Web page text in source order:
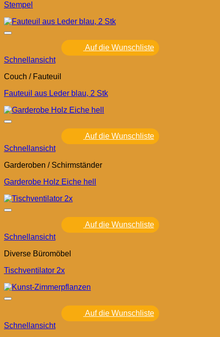
Stempel
Auf die Wunschliste
Schnellansicht
Couch / Fauteuil
Fauteuil aus Leder blau, 2 Stk
Auf die Wunschliste
Schnellansicht
Garderoben / Schirmständer
Garderobe Holz Eiche hell
Auf die Wunschliste
Schnellansicht
Diverse Büromöbel
Tischventilator 2x
Auf die Wunschliste
Schnellansicht